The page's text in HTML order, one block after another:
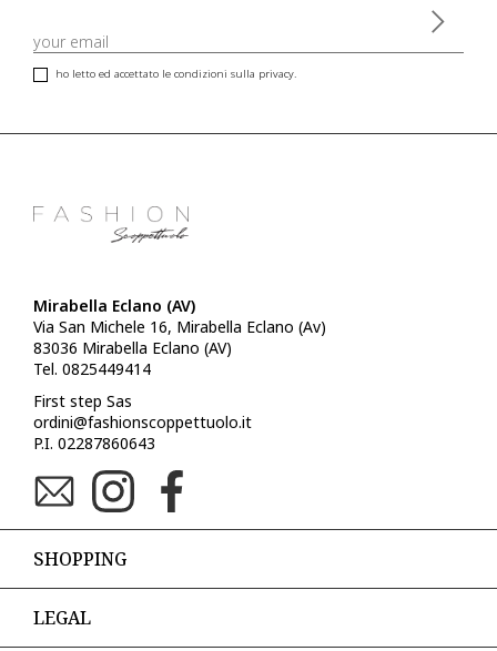
ho letto ed accettato le condizioni sulla privacy.
Mirabella Eclano (AV)
Via San Michele 16, Mirabella Eclano (Av)
83036 Mirabella Eclano (AV)
Tel. 0825449414
First step Sas
ordini@fashionscoppettuolo.it
P.I. 02287860643
SHOPPING
LEGAL